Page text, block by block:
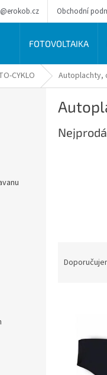
Obchodní
FOTOVOLTAIKA
CYKLO Autoplachty,